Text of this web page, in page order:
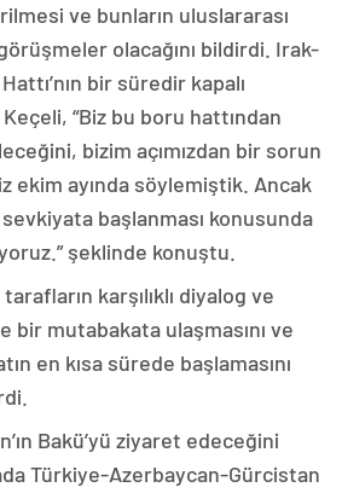
ve bunların uluslararası
olacağını bildirdi. Irak-
bir süredir kapalı
“Biz bu boru hattından
bizim açımızdan bir sorun
ekim ayında söylemiştik. Ancak
başlanması konusunda
şeklinde konuştu.
karşılıklı diyalog ve
bir mutabakata ulaşmasını ve
en kısa sürede başlamasını
Bakü’yü ziyaret edeceğini
Türkiye-Azerbaycan-Gürcistan